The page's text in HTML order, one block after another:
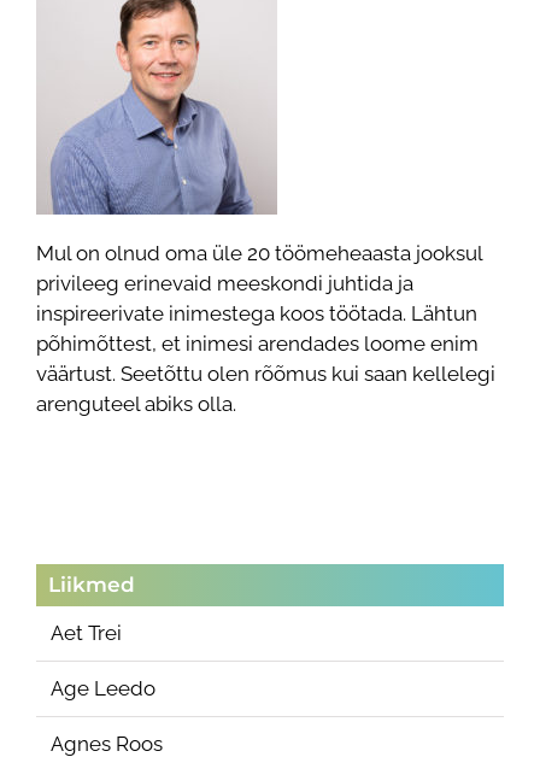
Mul on olnud oma üle 20 töömeheaasta jooksul
privileeg erinevaid meeskondi juhtida ja
inspireerivate inimestega koos töötada. Lähtun
põhimõttest, et inimesi arendades loome enim
väärtust. Seetõttu olen rõõmus kui saan kellelegi
arenguteel abiks olla.
Liikmed
Aet Trei
Age Leedo
Agnes Roos